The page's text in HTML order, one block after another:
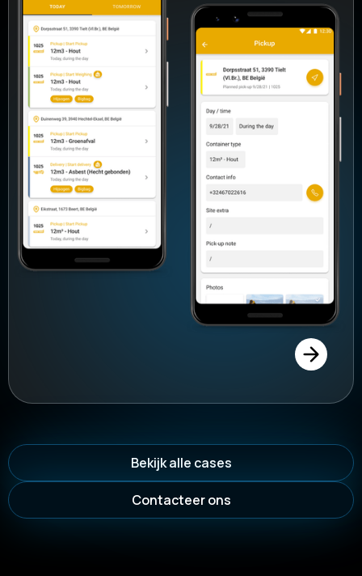
Bekijk alle cases
Contacteer ons